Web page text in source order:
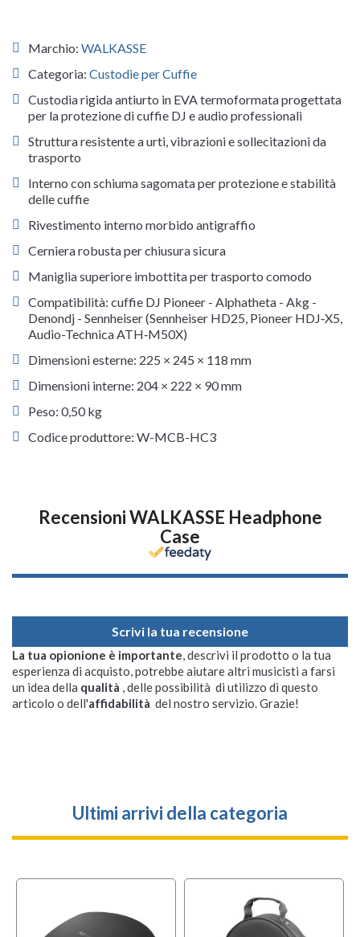
Marchio: WALKASSE
Categoria: Custodie per Cuffie
Custodia rigida antiurto in EVA termoformata progettata
per la protezione di cuffie DJ e audio professionali
Struttura resistente a urti, vibrazioni e sollecitazioni da
trasporto
Interno con schiuma sagomata per protezione e stabilità
delle cuffie
Rivestimento interno morbido antigraffio
Cerniera robusta per chiusura sicura
Maniglia superiore imbottita per trasporto comodo
Compatibilità: cuffie DJ Pioneer - Alphatheta - Akg -
Denondj - Sennheiser (Sennheiser HD25, Pioneer HDJ‑X5,
Audio-Technica ATH‑M50X)
Dimensioni esterne: 225 × 245 × 118 mm
Dimensioni interne: 204 × 222 × 90 mm
Peso: 0,50 kg
Codice produttore: W-MCB-HC3
Recensioni WALKASSE Headphone
Case
Scrivi la tua recensione
La tua opionione è importante, descrivi il prodotto o la tua
esperienza di acquisto, potrebbe aiutare altri musicisti a farsi
un idea della qualità , delle possibilità di utilizzo di questo
articolo o dell'affidabilità del nostro servizio. Grazie!
Ultimi arrivi della categoria